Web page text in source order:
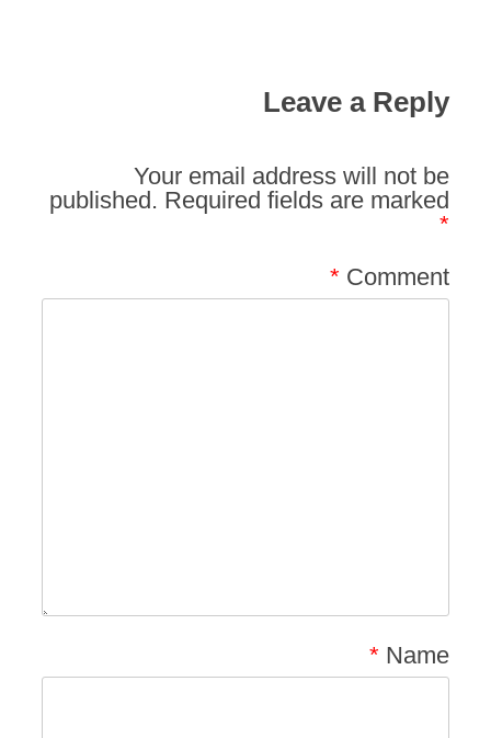
Leave a Reply
Your email address will not be
published. Required fields are marked
*
Comment
*
Name
*